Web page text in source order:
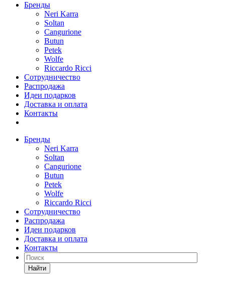
Бренды
Neri Karra
Soltan
Cangurione
Butun
Petek
Wolfe
Riccardo Ricci
Сотрудничество
Распродажа
Идеи подарков
Доставка и оплата
Контакты
Бренды
Neri Karra
Soltan
Cangurione
Butun
Petek
Wolfe
Riccardo Ricci
Сотрудничество
Распродажа
Идеи подарков
Доставка и оплата
Контакты
Найти